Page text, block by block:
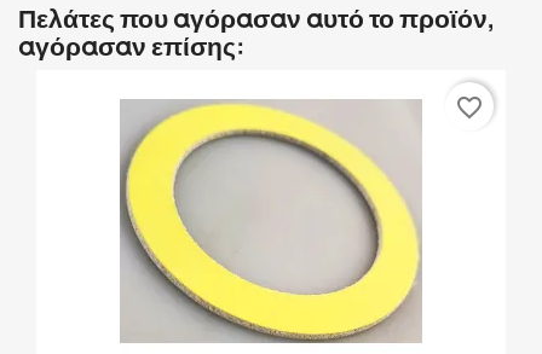
Πελάτες που αγόρασαν αυτό το προϊόν,
αγόρασαν επίσης:
favorite_border